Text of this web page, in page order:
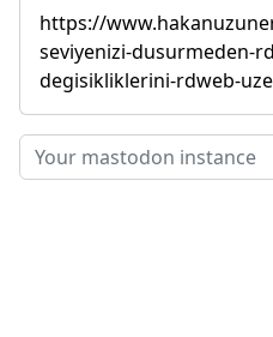
https://
seviyenizi-dusurmeden-
degisikliklerini-rdweb-